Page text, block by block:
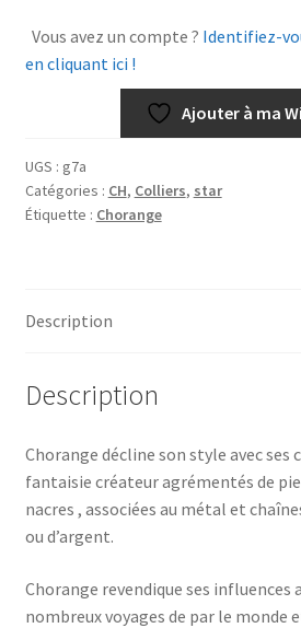
Diem
Or
Vous avez un compte ? Identifiez-
en cliquant ici !
Ajouter à ma
UGS : g7a
Catégories : CH, Colliers, star
Étiquette : Chorange
Description
Description
Chorange décline son style avec
fantaisie créateur agrémentés de
nacres , associées au métal et
ou d’argent.
Chorange revendique ses influences
nombreux voyages de par le monde